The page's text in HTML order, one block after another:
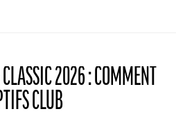
2026 : COMMENT
CLUB